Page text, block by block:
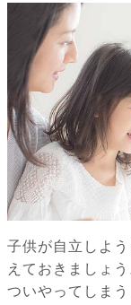
子供が自立しよ
えておきましょ
ついやってしま